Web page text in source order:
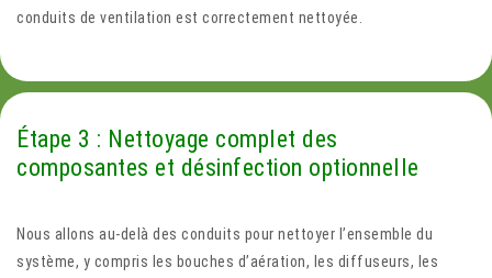
conduits de ventilation est correctement nettoyée.
Étape 3 : Nettoyage complet des
composantes et désinfection optionnelle
Nous allons au-delà des conduits pour nettoyer l’ensemble du
système, y compris les bouches d’aération, les diffuseurs, les